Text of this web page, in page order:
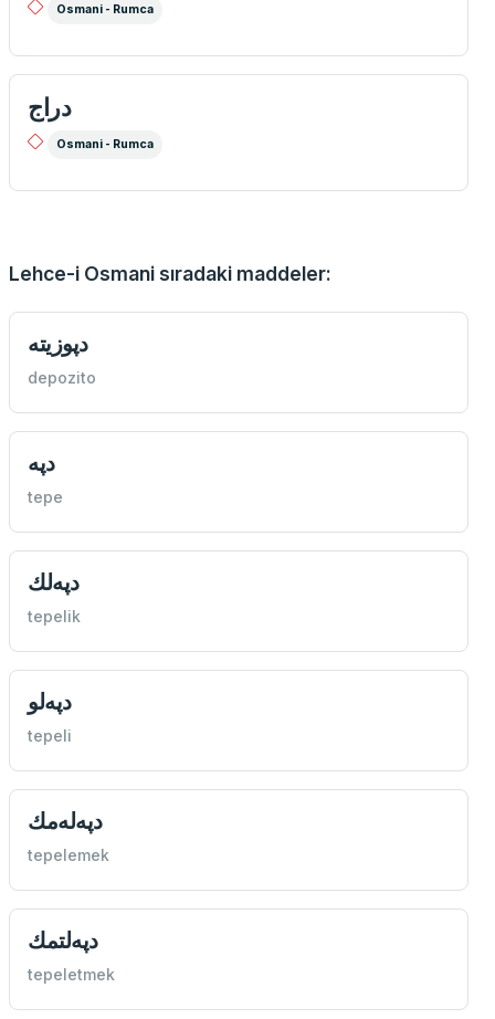
Osmani - Rumca
دراج
Osmani - Rumca
Lehce-i Osmani sıradaki maddeler:
دپوزيته
depozito
دپه
tepe
دپه‌لك
tepelik
دپه‌لو
tepeli
دپه‌له‌مك
tepelemek
دپه‌لتمك
tepeletmek